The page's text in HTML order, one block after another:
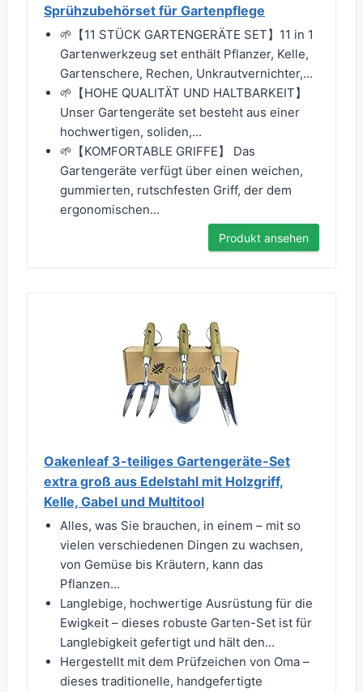
Sprühzubehörset für Gartenpflege
🌱【11 STÜCK GARTENGERÄTE SET】11 in 1
Gartenwerkzeug set enthält Pflanzer, Kelle,
Gartenschere, Rechen, Unkrautvernichter,...
🌱【HOHE QUALITÄT UND HALTBARKEIT】
Unser Gartengeräte set besteht aus einer
hochwertigen, soliden,...
🌱【KOMFORTABLE GRIFFE】 Das
Gartengeräte verfügt über einen weichen,
gummierten, rutschfesten Griff, der dem
ergonomischen...
Produkt ansehen
Oakenleaf 3-teiliges Gartengeräte-Set
extra groß aus Edelstahl mit Holzgriff,
Kelle, Gabel und Multitool
Alles, was Sie brauchen, in einem – mit so
vielen verschiedenen Dingen zu wachsen,
von Gemüse bis Kräutern, kann das
Pflanzen...
Langlebige, hochwertige Ausrüstung für die
Ewigkeit – dieses robuste Garten-Set ist für
Langlebigkeit gefertigt und hält den...
Hergestellt mit dem Prüfzeichen von Oma –
dieses traditionelle, handgefertigte